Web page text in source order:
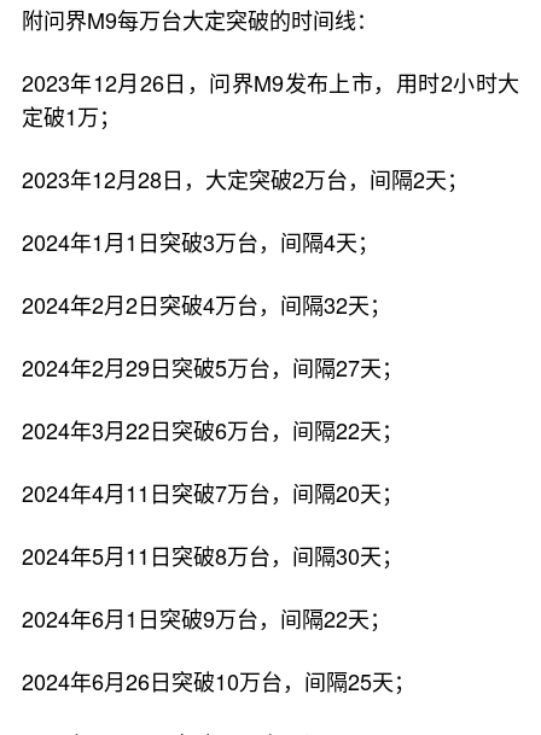
附问界M9每万台大定突破的时间线：
2023年12月26日，问界M9发布上市，用时2小时大
定破1万；
2023年12月28日，大定突破2万台，间隔2天；
2024年1月1日突破3万台，间隔4天；
2024年2月2日突破4万台，间隔32天；
2024年2月29日突破5万台，间隔27天；
2024年3月22日突破6万台，间隔22天；
2024年4月11日突破7万台，间隔20天；
2024年5月11日突破8万台，间隔30天；
2024年6月1日突破9万台，间隔22天；
2024年6月26日突破10万台，间隔25天；